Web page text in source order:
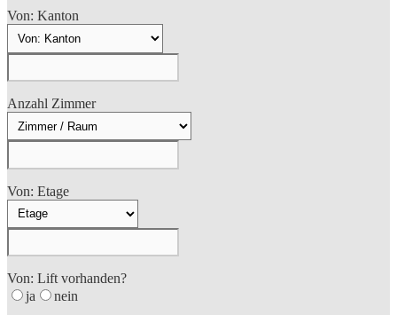
Von: Kanton
Anzahl Zimmer
Von: Etage
Von: Lift vorhanden?
ja
nein